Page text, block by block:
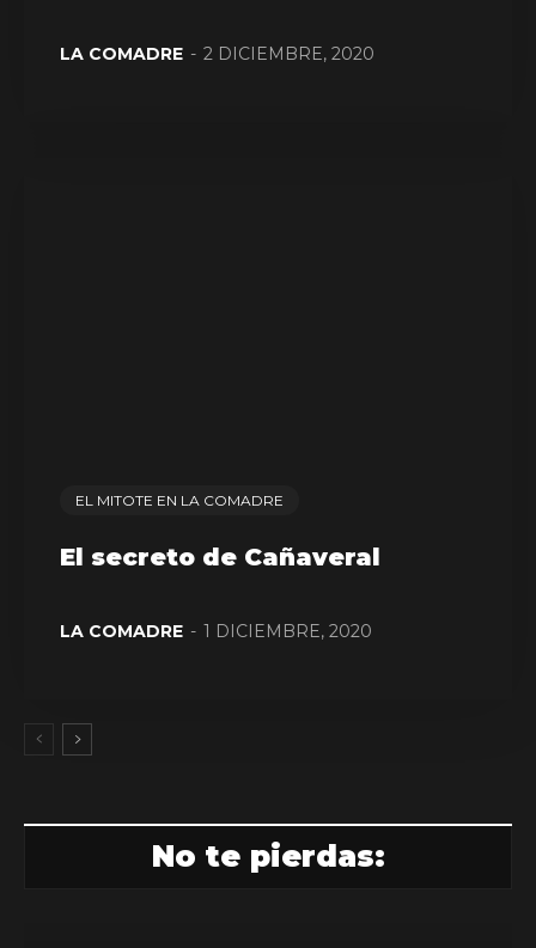
LA COMADRE - 2 DICIEMBRE, 2020
EL MITOTE EN LA COMADRE
El secreto de Cañaveral
LA COMADRE - 1 DICIEMBRE, 2020
No te pierdas: